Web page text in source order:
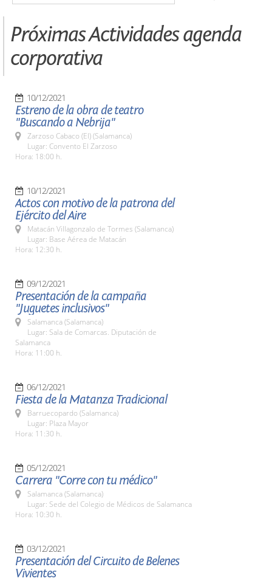
Próximas Actividades agenda
corporativa
10/12/2021
Estreno de la obra de teatro
"Buscando a Nebrija"
Zarzoso Cabaco (El) (Salamanca)
Lugar: Convento El Zarzoso
Hora: 18:00 h.
10/12/2021
Actos con motivo de la patrona del
Ejército del Aire
Matacán Villagonzalo de Tormes (Salamanca)
Lugar: Base Aérea de Matacán
Hora: 12:30 h.
09/12/2021
Presentación de la campaña
"Juguetes inclusivos"
Salamanca (Salamanca)
Lugar: Sala de Comarcas. Diputación de
Salamanca
Hora: 11:00 h.
06/12/2021
Fiesta de la Matanza Tradicional
Barruecopardo (Salamanca)
Lugar: Plaza Mayor
Hora: 11:30 h.
05/12/2021
Carrera "Corre con tu médico"
Salamanca (Salamanca)
Lugar: Sede del Colegio de Médicos de Salamanca
Hora: 10:30 h.
03/12/2021
Presentación del Circuito de Belenes
Vivientes